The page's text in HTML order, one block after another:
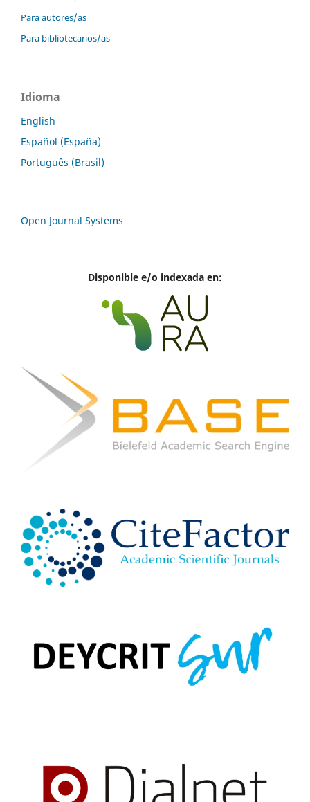
Para autores/as
Para bibliotecarios/as
Idioma
English
Español (España)
Português (Brasil)
Open Journal Systems
Disponible e/o indexada en: